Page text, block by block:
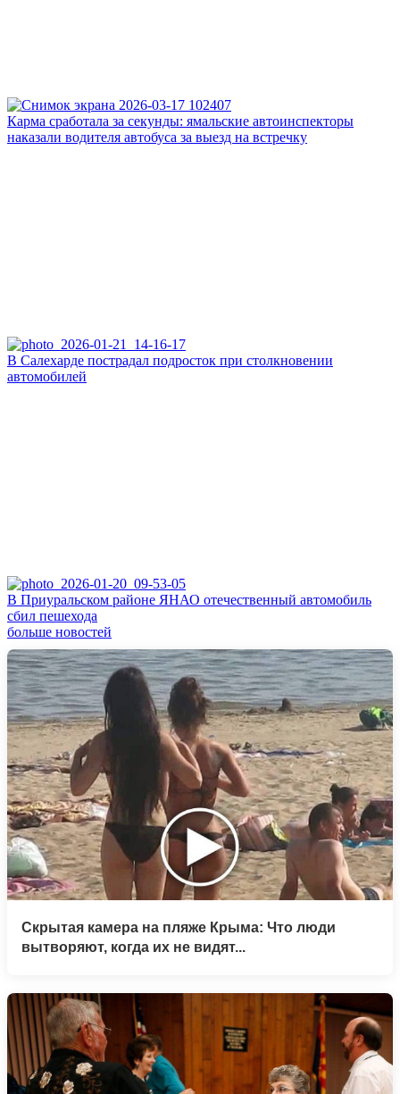
Карма сработала за секунды: ямальские автоинспекторы
наказали водителя автобуса за выезд на встречку
В Салехарде пострадал подросток при столкновении
автомобилей
В Приуральском районе ЯНАО отечественный автомобиль
сбил пешехода
больше новостей
Скрытая камера на пляже Крыма: Что люди
вытворяют, когда их не видят...